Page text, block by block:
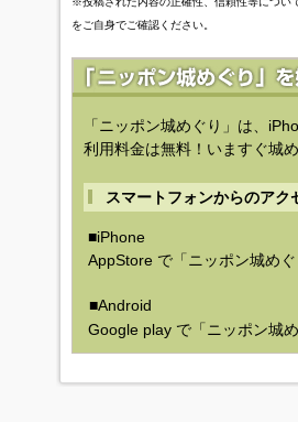
をご自身でご確認ください。
「ニッポン城めぐり」は、
利用料金は無料！いますぐ城
スマートフォンからのアク
■iPhone
AppStore で「ニッポン城めぐ
■Android
Google play で「ニッポン城め